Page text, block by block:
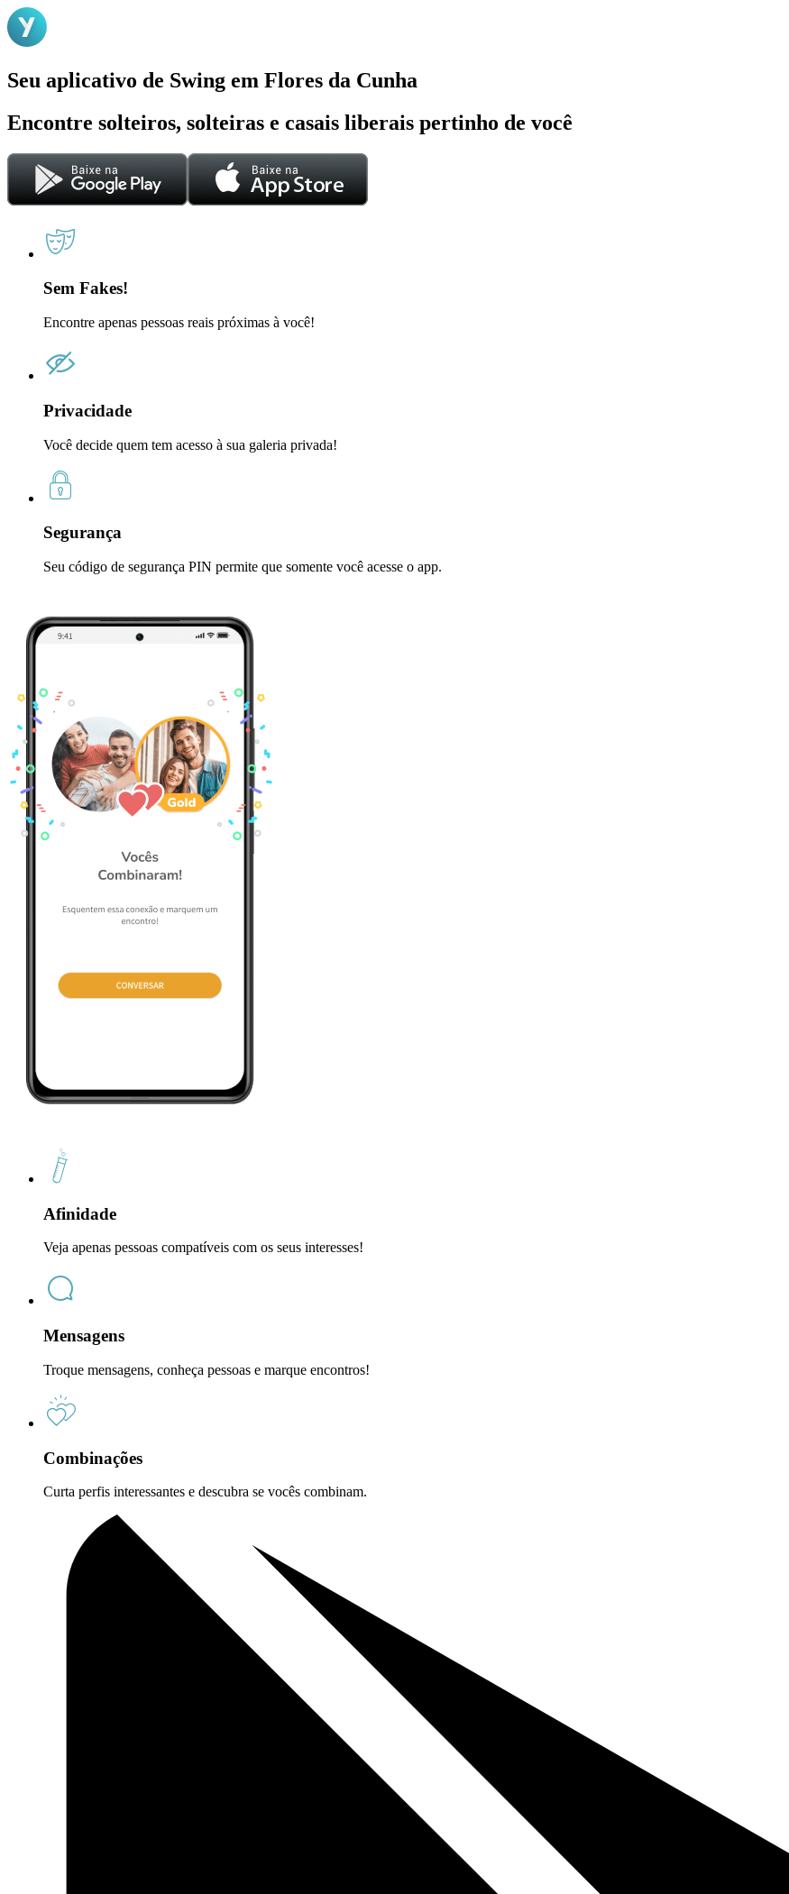
Seu aplicativo de Swing em Flores da Cunha
Encontre solteiros, solteiras e casais liberais pertinho de você
Sem Fakes!
Encontre apenas pessoas reais próximas à você!
Privacidade
Você decide quem tem acesso à sua galeria privada!
Segurança
Seu código de segurança PIN permite que somente você acesse o app.
Afinidade
Veja apenas pessoas compatíveis com os seus interesses!
Mensagens
Troque mensagens, conheça pessoas e marque encontros!
Combinações
Curta perfis interessantes e descubra se vocês combinam.